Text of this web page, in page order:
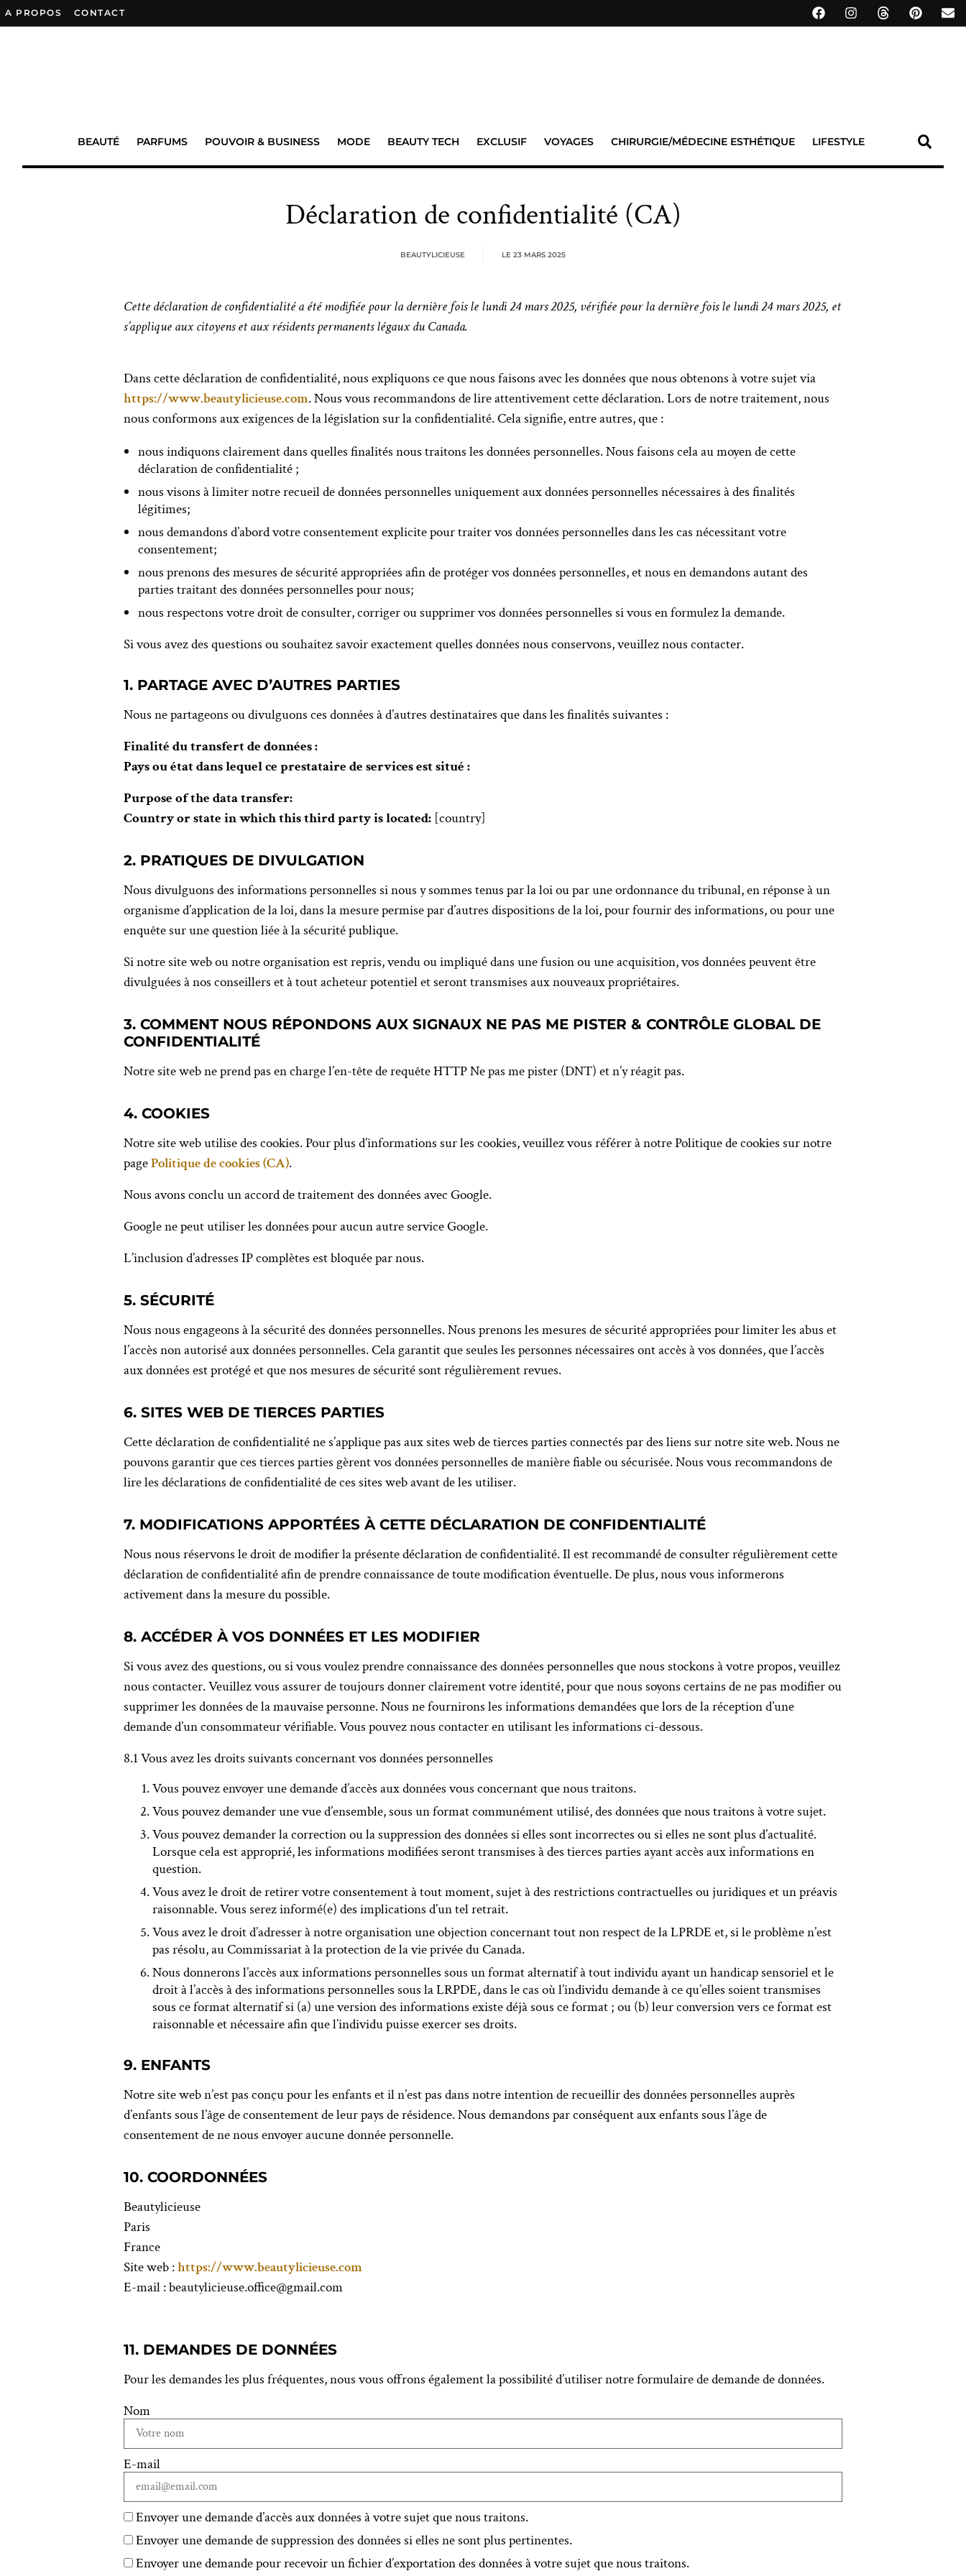
A PROPOS CONTACT
BEAUTÉ PARFUMS POUVOIR & BUSINESS MODE BEAUTY TECH EXCLUSIF VOYAGES CHIRURGIE/MÉDECINE ESTHÉTIQUE LIFESTYLE
Déclaration de confidentialité (CA)
BEAUTYLICIEUSE LE 23 MARS 2025
Cette déclaration de confidentialité a été modifiée pour la dernière fois le lundi 24 mars 2025, vérifiée pour la dernière fois le lundi 24 mars 2025, et
s’applique aux citoyens et aux résidents permanents légaux du Canada.
Dans cette déclaration de confidentialité, nous expliquons ce que nous faisons avec les données que nous obtenons à votre sujet via
https://www.beautylicieuse.com. Nous vous recommandons de lire attentivement cette déclaration. Lors de notre traitement, nous
nous conformons aux exigences de la législation sur la confidentialité. Cela signifie, entre autres, que :
nous indiquons clairement dans quelles finalités nous traitons les données personnelles. Nous faisons cela au moyen de cette
déclaration de confidentialité ;
nous visons à limiter notre recueil de données personnelles uniquement aux données personnelles nécessaires à des finalités
légitimes;
nous demandons d’abord votre consentement explicite pour traiter vos données personnelles dans les cas nécessitant votre
consentement;
nous prenons des mesures de sécurité appropriées afin de protéger vos données personnelles, et nous en demandons autant des
parties traitant des données personnelles pour nous;
nous respectons votre droit de consulter, corriger ou supprimer vos données personnelles si vous en formulez la demande.
Si vous avez des questions ou souhaitez savoir exactement quelles données nous conservons, veuillez nous contacter.
1. PARTAGE AVEC D’AUTRES PARTIES
Nous ne partageons ou divulguons ces données à d’autres destinataires que dans les finalités suivantes :
Finalité du transfert de données :
Pays ou état dans lequel ce prestataire de services est situé :
Purpose of the data transfer:
Country or state in which this third party is located: [country]
2. PRATIQUES DE DIVULGATION
Nous divulguons des informations personnelles si nous y sommes tenus par la loi ou par une ordonnance du tribunal, en réponse à un
organisme d’application de la loi, dans la mesure permise par d’autres dispositions de la loi, pour fournir des informations, ou pour une
enquête sur une question liée à la sécurité publique.
Si notre site web ou notre organisation est repris, vendu ou impliqué dans une fusion ou une acquisition, vos données peuvent être
divulguées à nos conseillers et à tout acheteur potentiel et seront transmises aux nouveaux propriétaires.
3. COMMENT NOUS RÉPONDONS AUX SIGNAUX NE PAS ME PISTER & CONTRÔLE GLOBAL DE
CONFIDENTIALITÉ
Notre site web ne prend pas en charge l’en-tête de requête HTTP Ne pas me pister (DNT) et n’y réagit pas.
4. COOKIES
Notre site web utilise des cookies. Pour plus d’informations sur les cookies, veuillez vous référer à notre Politique de cookies sur notre
pagePolitique de cookies (CA).
Nous avons conclu un accord de traitement des données avec Google.
Google ne peut utiliser les données pour aucun autre service Google.
L’inclusion d’adresses IP complètes est bloquée par nous.
5. SÉCURITÉ
Nous nous engageons à la sécurité des données personnelles. Nous prenons les mesures de sécurité appropriées pour limiter les abus et
l’accès non autorisé aux données personnelles. Cela garantit que seules les personnes nécessaires ont accès à vos données, que l’accès
aux données est protégé et que nos mesures de sécurité sont régulièrement revues.
6. SITES WEB DE TIERCES PARTIES
Cette déclaration de confidentialité ne s’applique pas aux sites web de tierces parties connectés par des liens sur notre site web. Nous ne
pouvons garantir que ces tierces parties gèrent vos données personnelles de manière fiable ou sécurisée. Nous vous recommandons de
lire les déclarations de confidentialité de ces sites web avant de les utiliser.
7. MODIFICATIONS APPORTÉES À CETTE DÉCLARATION DE CONFIDENTIALITÉ
Nous nous réservons le droit de modifier la présente déclaration de confidentialité. Il est recommandé de consulter régulièrement cette
déclaration de confidentialité afin de prendre connaissance de toute modification éventuelle. De plus, nous vous informerons
activement dans la mesure du possible.
8. ACCÉDER À VOS DONNÉES ET LES MODIFIER
Si vous avez des questions, ou si vous voulez prendre connaissance des données personnelles que nous stockons à votre propos, veuillez
nous contacter. Veuillez vous assurer de toujours donner clairement votre identité, pour que nous soyons certains de ne pas modifier ou
supprimer les données de la mauvaise personne. Nous ne fournirons les informations demandées que lors de la réception d’une
demande d’un consommateur vérifiable. Vous pouvez nous contacter en utilisant les informations ci-dessous.
8.1 Vous avez les droits suivants concernant vos données personnelles
Vous pouvez envoyer une demande d’accès aux données vous concernant que nous traitons.
Vous pouvez demander une vue d’ensemble, sous un format communément utilisé, des données que nous traitons à votre sujet.
Vous pouvez demander la correction ou la suppression des données si elles sont incorrectes ou si elles ne sont plus d’actualité.
Lorsque cela est approprié, les informations modifiées seront transmises à des tierces parties ayant accès aux informations en
question.
Vous avez le droit de retirer votre consentement à tout moment, sujet à des restrictions contractuelles ou juridiques et un préavis
raisonnable. Vous serez informé(e) des implications d’un tel retrait.
Vous avez le droit d’adresser à notre organisation une objection concernant tout non respect de la LPRDE et, si le problème n’est
pas résolu, au Commissariat à la protection de la vie privée du Canada.
Nous donnerons l’accès aux informations personnelles sous un format alternatif à tout individu ayant un handicap sensoriel et le
droit à l’accès à des informations personnelles sous la LRPDE, dans le cas où l’individu demande à ce qu’elles soient transmises
sous ce format alternatif si (a) une version des informations existe déjà sous ce format ; ou (b) leur conversion vers ce format est
raisonnable et nécessaire afin que l’individu puisse exercer ses droits.
9. ENFANTS
Notre site web n’est pas conçu pour les enfants et il n’est pas dans notre intention de recueillir des données personnelles auprès
d’enfants sous l’âge de consentement de leur pays de résidence. Nous demandons par conséquent aux enfants sous l’âge de
consentement de ne nous envoyer aucune donnée personnelle.
10. COORDONNÉES
Beautylicieuse
Paris
France
Site web :https://www.beautylicieuse.com
E-mail :beautylicieuse.office@gmail.com
11. DEMANDES DE DONNÉES
Pour les demandes les plus fréquentes, nous vous offrons également la possibilité d’utiliser notre formulaire de demande de données.
Nom
E-mail
Envoyer une demande d’accès aux données à votre sujet que nous traitons.
Envoyer une demande de suppression des données si elles ne sont plus pertinentes.
Envoyer une demande pour recevoir un fichier d’exportation des données à votre sujet que nous traitons.